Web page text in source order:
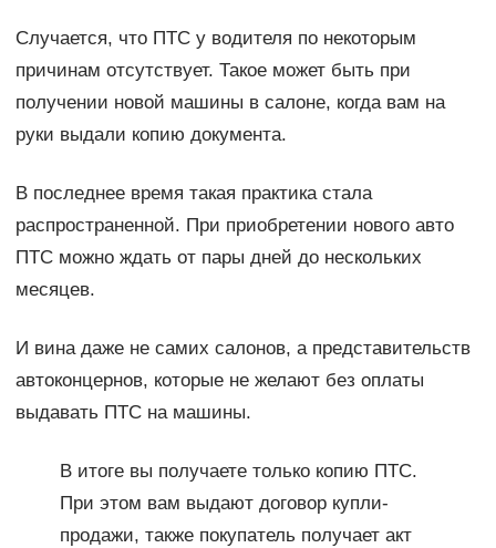
Случается, что ПТС у водителя по некоторым
причинам отсутствует. Такое может быть при
получении новой машины в салоне, когда вам на
руки выдали копию документа.
В последнее время такая практика стала
распространенной. При приобретении нового авто
ПТС можно ждать от пары дней до нескольких
месяцев.
И вина даже не самих салонов, а представительств
автоконцернов, которые не желают без оплаты
выдавать ПТС на машины.
В итоге вы получаете только копию ПТС.
При этом вам выдают договор купли-
продажи, также покупатель получает акт